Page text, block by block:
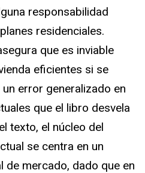
responsabilidad
residenciales.
que es inviable
eficientes si se
error generalizado en
que el libro desvela
texto, el núcleo del
se centra en un
de mercado, dado que en